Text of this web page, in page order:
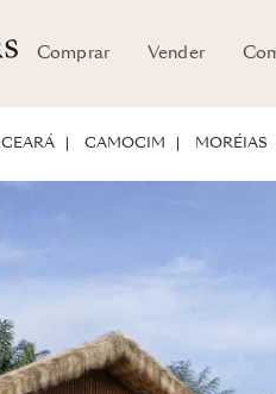
Comprar Vender
CEARÁ CAMOCIM MORÉIAS